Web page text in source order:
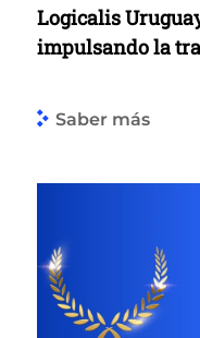
Logicalis
impulsando la
Saber más